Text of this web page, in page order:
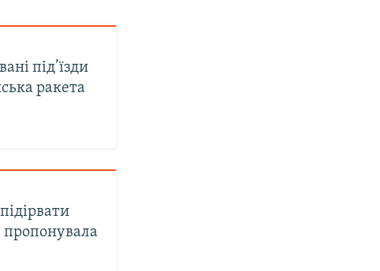
під’їзди
ракета
пропонувала